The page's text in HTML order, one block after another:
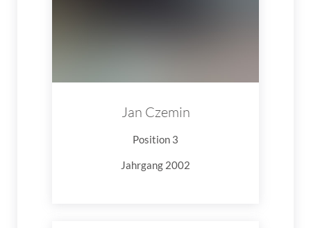
Jan Czemin
Position 3
Jahrgang 2002